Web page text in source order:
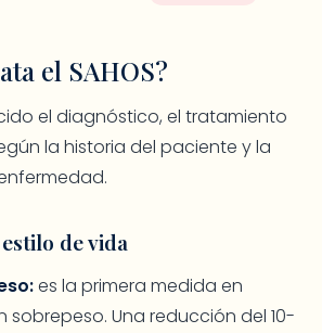
el SAHOS?
el diagnóstico, el tratamiento
la historia del paciente y la
de vida
es la primera medida en
sobrepeso. Una reducción del 10-